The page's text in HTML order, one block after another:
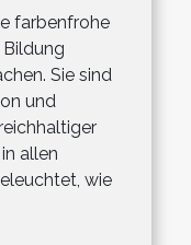
farbenfrohe
Sie sind
und
allen
wie